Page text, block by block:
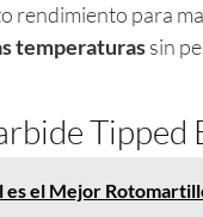
rendimiento para
temperaturassin
Tipped
es el Mejor